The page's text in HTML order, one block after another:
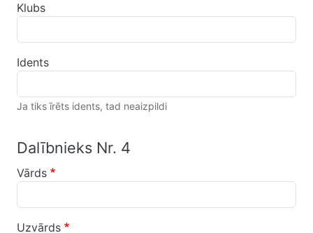
Klubs
Idents
Ja tiks īrēts idents, tad neaizpildi
Dalībnieks Nr. 4
Vārds
Uzvārds